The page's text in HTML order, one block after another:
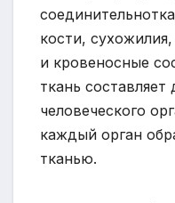
кости,
и кровеносные
ткань
человеческого
каждый орган
тканью.